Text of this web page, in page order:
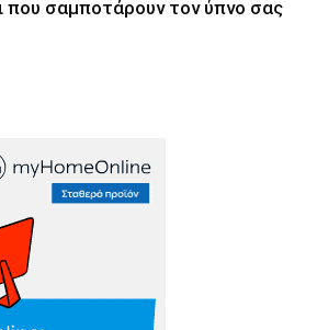
που σαμποτάρουν τον ύπνο σας